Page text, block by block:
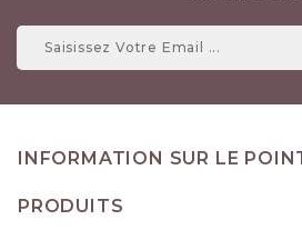
INFORMATION SUR LE
PRODUITS